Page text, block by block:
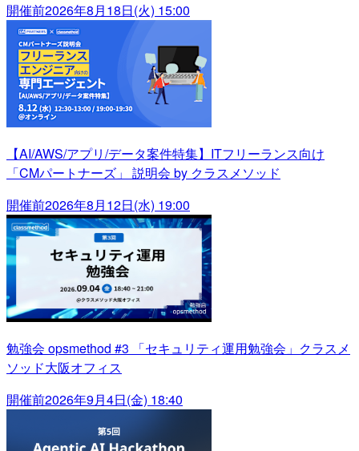
開催前2026年8月18日(火) 15:00
【AI/AWS/アプリ/データ案件特集】ITフリーランス向け
「CMパートナーズ」 説明会 by クラスメソッド
開催前2026年8月12日(水) 19:00
勉強会 opsmethod #3 「セキュリティ運用勉強会」クラスメ
ソッド大阪オフィス
開催前2026年9月4日(金) 18:40